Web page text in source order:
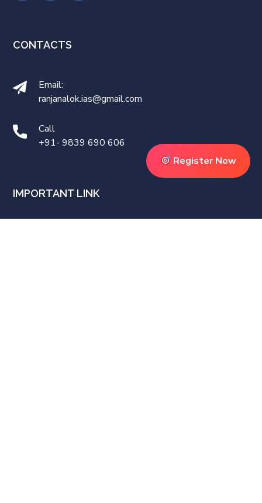
Register Now
CONTACTS
Email:
ranjanalok.ias@gmail.com
Call
+91- 9839 690 606
IMPORTANT LINK
Order book with Amazon